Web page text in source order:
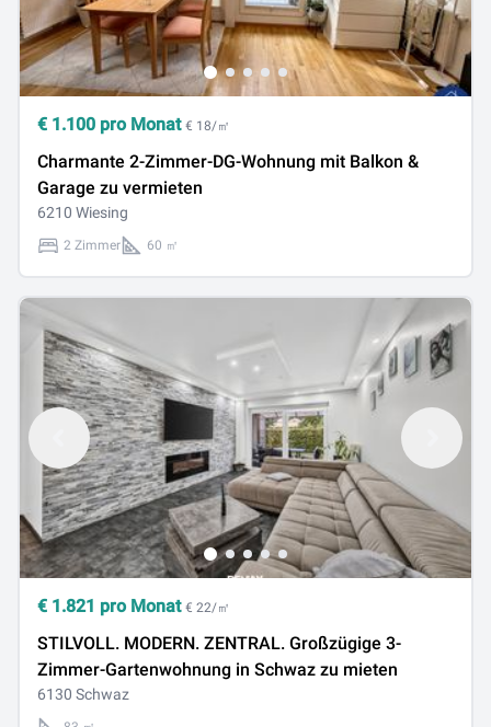
€ 1.100 pro Monat € 18/㎡
Charmante 2-Zimmer-DG-Wohnung mit Balkon &
Garage zu vermieten
6210 Wiesing
2 Zimmer 60 ㎡
€ 1.821 pro Monat € 22/㎡
STILVOLL. MODERN. ZENTRAL. Großzügige 3-
Zimmer-Gartenwohnung in Schwaz zu mieten
6130 Schwaz